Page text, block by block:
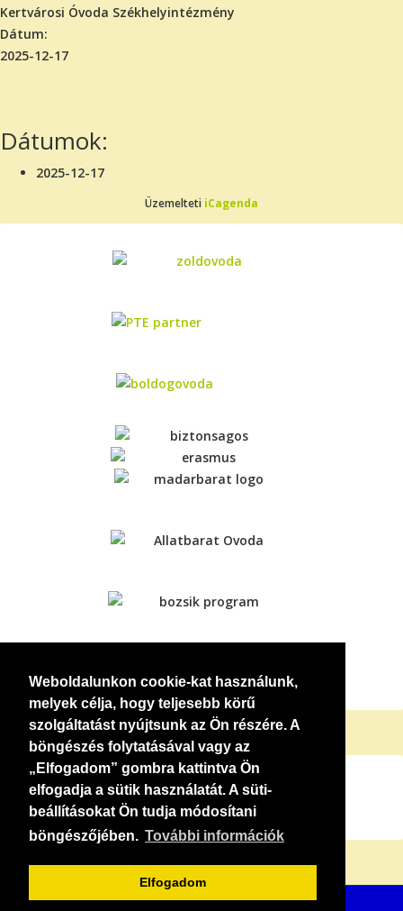
Weboldalunkon cookie-kat használunk,
melyek célja, hogy teljesebb körű
szolgáltatást nyújtsunk az Ön részére. A
böngészés folytatásával vagy az
„Elfogadom” gombra kattintva Ön
elfogadja a sütik használatát. A süti-
beállításokat Ön tudja módosítani
böngészőjében. További információk
Elfogadom
Kertvárosi Óvoda Székhelyintézmény
Dátum:
2025-12-17
Dátumok:
2025-12-17
Üzemelteti iCagenda